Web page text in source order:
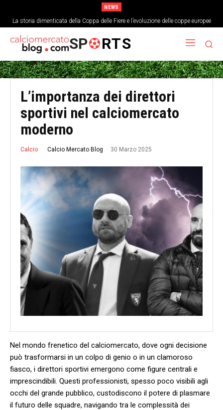
NEWS
La storia dimenticata della Coppa delle Fiere e l’evoluzione delle coppe europee
L’analisi economica del costo di un singolo punto nei top campionati europei
SP RTS
L’importanza dei direttori
sportivi nel calciomercato
moderno
Calcio Calcio Mercato Blog 30 Marzo 2025
Nel mondo ​frenetico del calciomercato, dove ogni decisione
può trasformarsi in un colpo di ‌genio o in un clamoroso
⁢fiasco, i‌ direttori sportivi emergono come figure centrali‌ e
imprescindibili. Questi professionisti, spesso poco visibili⁣ agli
occhi del grande pubblico, custodiscono il potere ‌di plasmare
il futuro ⁤delle squadre, navigando ​tra le complessità dei